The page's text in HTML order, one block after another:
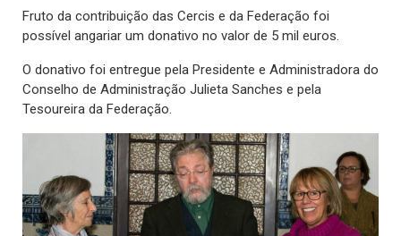
Fruto da contribuição das Cercis e da Federação foi
possível angariar um donativo no valor de 5 mil euros.
O donativo foi entregue pela Presidente e Administradora do
Conselho de Administração Julieta Sanches e pela
Tesoureira da Federação.